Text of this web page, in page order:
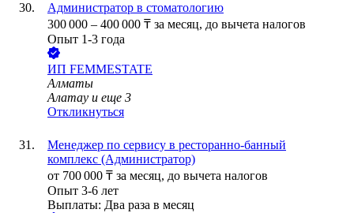
Администратор в стоматологию
300 000 – 400 000 ₸ за месяц, до вычета налогов
Опыт 1-3 года
ИП FEMMESTATE
Алматы
Алатау и еще 3
Откликнуться
Менеджер по сервису в ресторанно-банный
комплекс (Администратор)
от 700 000 ₸ за месяц, до вычета налогов
Опыт 3-6 лет
Выплаты: Два раза в месяц